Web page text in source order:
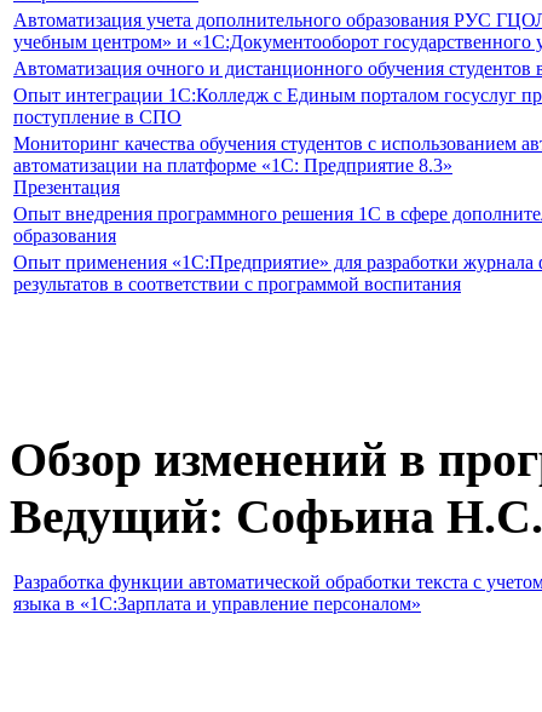
Автоматизация учета дополнительного образования РУС
учебным центром» и «1С:Документооборот государственного
Автоматизация очного и дистанционного обучения студентов
Опыт интеграции 1С:Колледж с Единым порталом госуслуг
поступление в СПО
Мониторинг качества обучения студентов с использованием
автоматизации на платформе «1С: Предприятие 8.3»
Презентация
Опыт внедрения программного решения 1С в сфере
образования
Опыт применения «1С:Предприятие» для разработки
результатов в соответствии с программой воспитания
Обзор изменений в
Ведущий: Софьина Н.С.
Разработка функции автоматической обработки текста с
языка в «1С:Зарплата и управление персоналом»